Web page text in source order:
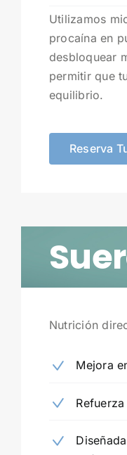
Utilizamos
procaína en
desbloquear
permitir que
equilibrio.
Reserva
Nutrición
Mejora